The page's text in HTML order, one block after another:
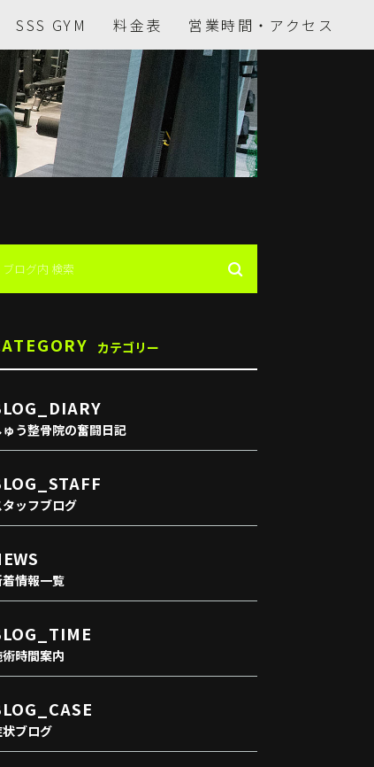
SSS GYM 料金表 営業時間・アクセス
カテゴリー
ゅう整骨院の奮闘日記
タッフブログ
情報一覧
時間案内
ブログ